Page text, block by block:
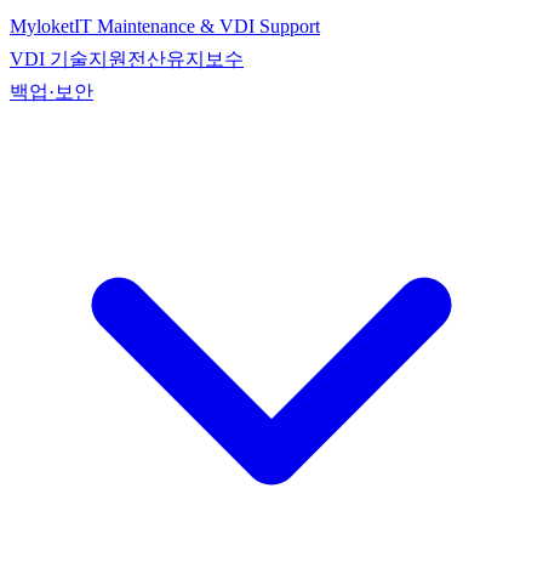
MyloketIT Maintenance & VDI Support
VDI 기술지원 전산유지보수
백업·보안